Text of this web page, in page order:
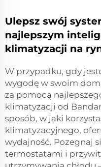
Ulepsz swój
najlepszym
klimatyzacji na
W przypadku, gdy
wygodę w swoim
za pomocą
klimatyzacji od
sposób, w jaki
klimatyzacyjnego,
wydajność. Pozegnaj
termostatami i